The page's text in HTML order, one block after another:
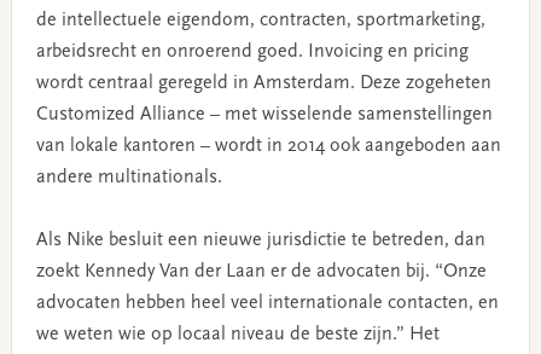
de intellectuele eigendom, contracten, sportmarketing,
arbeidsrecht en onroerend goed. Invoicing en pricing
wordt centraal geregeld in Amsterdam. Deze zogeheten
Customized Alliance – met wisselende samenstellingen
van lokale kantoren – wordt in 2014 ook aangeboden aan
andere multinationals.
Als Nike besluit een nieuwe jurisdictie te betreden, dan
zoekt Kennedy Van der Laan er de advocaten bij. “Onze
advocaten hebben heel veel internationale contacten, en
we weten wie op locaal niveau de beste zijn.” Het